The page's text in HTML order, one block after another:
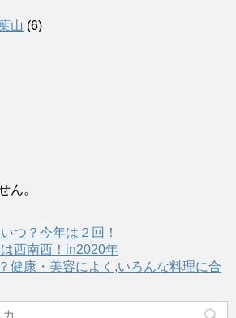
山 (6)
ん。
つ？今年は２回！
西南西！in2020年
健康・美容によく,いろんな料理に合